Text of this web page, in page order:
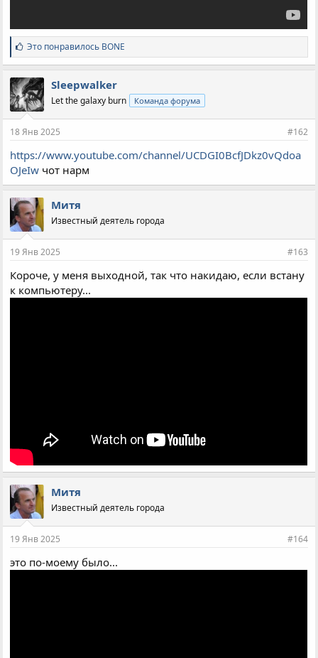
С
и
м
п
а
т
и
:
Это понравилось BONE
Sleepwalker
Let the galaxy burn Команда форума
18 Янв 2025 #162
https://www.youtube.com/channel/UCDGI0BcfJDkz0vQdoa
OJeIw чот нарм
Митя
Известный деятель города
19 Янв 2025 #163
Короче, у меня выходной, так что накидаю, если встану
к компьютеру...
Митя
Известный деятель города
19 Янв 2025 #164
это по-моему было...